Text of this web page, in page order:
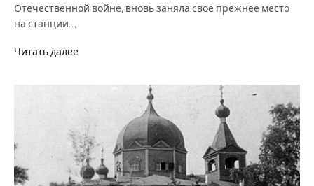
Отечественной войне, вновь заняла свое прежнее место
на станции…
Читать далее